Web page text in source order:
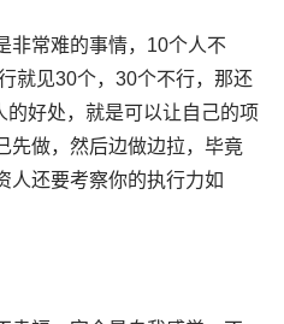
非常难的事情，10个人不
就见30个，30个不行，那还
好处，就是可以让自己的项
先做，然后边做边拉，毕竟
人还要考察你的执行力如